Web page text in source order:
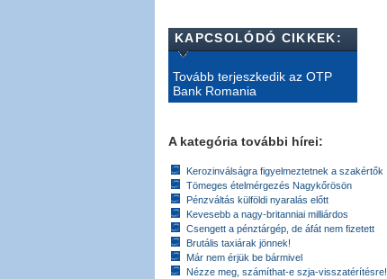
KAPCSOLÓDÓ CIKKEK:
Tovább terjeszkedik az OTP
Bank Romania
A kategória további hírei:
Kerozinválságra figyelmeztetnek a szakértők
Tömeges ételmérgezés Nagykőrösön
Pénzváltás külföldi nyaralás előtt
Kevesebb a nagy-britanniai milliárdos
Csengett a pénztárgép, de áfát nem fizetett
Brutális taxiárak jönnek!
Már nem érjük be bármivel
Nézze meg, számíthat-e szja-visszatérítésre!